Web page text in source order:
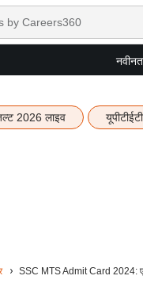
2026 लाइव
SSC MTS Admit Card 2024: